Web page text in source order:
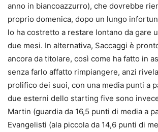
anno in biancoazzurro), che dovrebbe
proprio domenica, dopo un lungo
lo ha costretto a restare lontano da gare
due mesi. In alternativa, Saccaggi è
ancora da titolare, così come ha fatto in
senza farlo affatto rimpiangere, anzi
prolifico dei suoi, con una media punti a
due esterni dello starting five sono
Martin (guardia da 16,5 punti di media a
Evangelisti (ala piccola da 14,6 punti di